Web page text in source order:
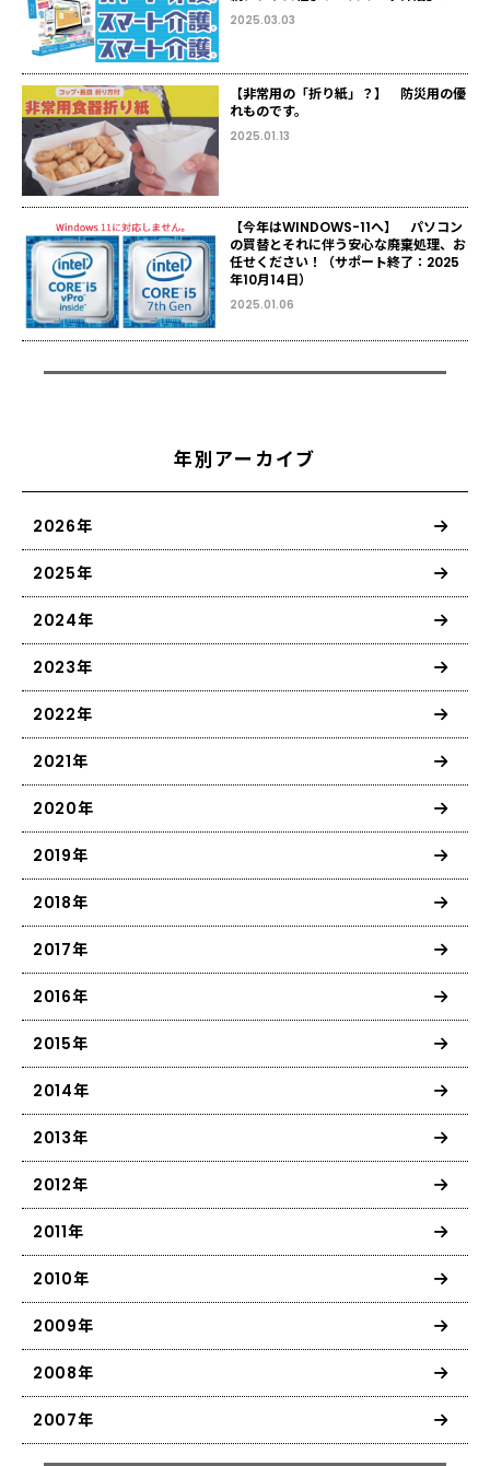
2025.03.03
【非常用の「折り紙」？】 防災用の優
れものです。
2025.01.13
【今年はWINDOWS-11へ】 パソコン
の買替とそれに伴う安心な廃棄処理、お
任せください！（サポート終了：2025
年10月14日）
2025.01.06
年別アーカイブ
2026年
2025年
2024年
2023年
2022年
2021年
2020年
2019年
2018年
2017年
2016年
2015年
2014年
2013年
2012年
2011年
2010年
2009年
2008年
2007年